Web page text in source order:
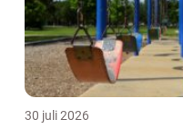
30 juli 2026